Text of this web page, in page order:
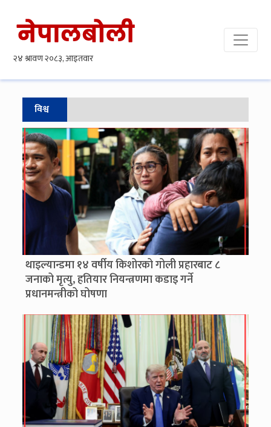
विश्व
थाइल्यान्डमा १४ वर्षीय किशोरको गोली प्रहारबाट ८
जनाको मृत्यु, हतियार नियन्त्रणमा कडाइ गर्ने
प्रधानमन्त्रीको घोषणा